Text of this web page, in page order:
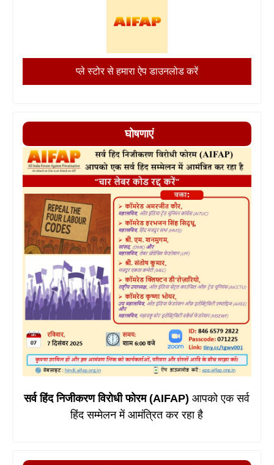
प्ले स्टोर से हमारा ऐप डाउनलोड करें
घोषणाएं
सर्व हिंद निजीकरण विरोधी फोरम (AIFAP)आपको एक सर्व
हिंद सम्मेलन में आमंत्रित कर रहा है